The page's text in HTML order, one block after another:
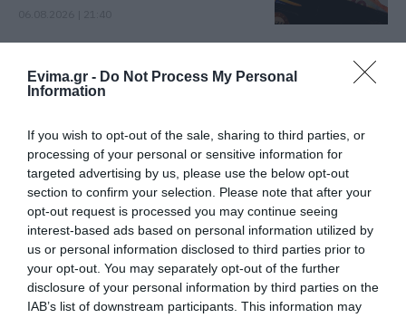
Evima.gr - Do Not Process My Personal
Information
If you wish to opt-out of the sale, sharing to third parties, or
processing of your personal or sensitive information for
targeted advertising by us, please use the below opt-out
section to confirm your selection. Please note that after your
opt-out request is processed you may continue seeing
interest-based ads based on personal information utilized by
us or personal information disclosed to third parties prior to
your opt-out. You may separately opt-out of the further
disclosure of your personal information by third parties on the
IAB’s list of downstream participants. This information may
που έπεσε από την γέφυρα: Τα
νεότερα για την υγεία της
Νεότερα για τη Φωτιά στη Σκύρο:
Κινδύνευσε κτηνοτροφική μονάδα
– Νέο βίντεο
06.08.2026 | 21:00
Καφές: Τα οφέλη της μέτριας
κατανάλωσης σύμφωνα με ειδικό
στο μικροβίωμα του εντέρου
06.08.2026 | 21:00
ΠΕΡΙΣΣΟΤΕΡΑ ΑΠΟ ΕΙΔΗΣΕΙΣ ΕΥΒΟΙΑ